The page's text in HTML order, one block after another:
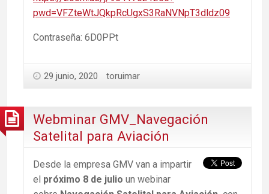
pwd=VFZteWtJQkpRcUgxS3RaNVNpT3dldz09
Contraseña: 6D0PPt
29 junio, 2020 toruimar
Webminar GMV_Navegación
Satelital para Aviación
Desde la empresa GMV van a impartir
el próximo 8 de julio un webinar